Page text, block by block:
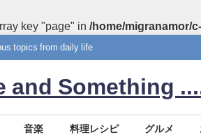
key "page" in /home/migranamor/
topics from daily life
and Something
音楽 料理レシピ グルメ